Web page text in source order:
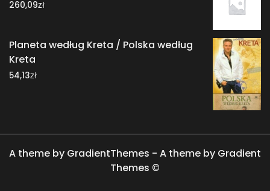
260,09zł
Planeta według Kreta / Polska według
Kreta
54,13zł
A theme by GradientThemes - A theme by Gradient
Themes ©